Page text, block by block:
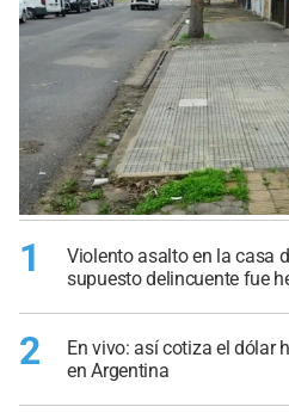
1
Violento asalto en la casa
supuesto delincuente fue
2
En vivo: así cotiza el dólar
en Argentina